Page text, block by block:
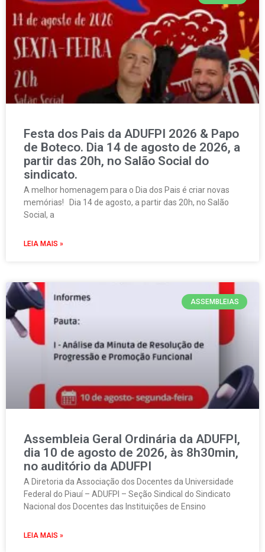
Festa dos Pais da ADUFPI 2026 & Papo
de Boteco. Dia 14 de agosto de 2026, a
partir das 20h, no Salão Social do
sindicato.
A melhor homenagem para o Dia dos Pais é criar novas
memórias! Dia 14 de agosto, a partir das 20h, no Salão
Social, a
LEIA MAIS »
ASSEMBLEIAS
Assembleia Geral Ordinária da ADUFPI,
dia 10 de agosto de 2026, às 8h30min,
no auditório da ADUFPI
A Diretoria da Associação dos Docentes da Universidade
Federal do Piauí – ADUFPI – Seção Sindical do Sindicato
Nacional dos Docentes das Instituições de Ensino
LEIA MAIS »